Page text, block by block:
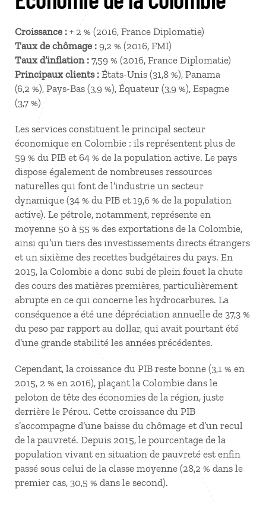
Croissance : + 2 % (2016, France Diplomatie)
Taux de chômage : 9,2 % (2016, FMI)
Taux d’inflation : 7,59 % (2016, France Diplomatie)
Principaux clients : États-Unis (31,8 %), Panama
(6,2 %), Pays-Bas (3,9 %), Équateur (3,9 %), Espagne
(3,7 %)
Les services constituent le principal secteur
économique en Colombie : ils représentent plus de
59 % du PIB et 64 % de la population active. Le pays
dispose également de nombreuses ressources
naturelles qui font de l’industrie un secteur
dynamique (34 % du PIB et 19,6 % de la population
active). Le pétrole, notamment, représente en
moyenne 50 à 55 % des exportations de la Colombie,
ainsi qu’un tiers des investissements directs étrangers
et un sixième des recettes budgétaires du pays. En
2015, la Colombie a donc subi de plein fouet la chute
des cours des matières premières, particulièrement
abrupte en ce qui concerne les hydrocarbures. La
conséquence a été une dépréciation annuelle de 37,3 %
du peso par rapport au dollar, qui avait pourtant été
d’une grande stabilité les années précédentes.
Cependant, la croissance du PIB reste bonne (3,1 % en
2015, 2 % en 2016), plaçant la Colombie dans le
peloton de tête des économies de la région, juste
derrière le Pérou. Cette croissance du PIB
s’accompagne d’une baisse du chômage et d’un recul
de la pauvreté. Depuis 2015, le pourcentage de la
population vivant en situation de pauvreté est enfin
passé sous celui de la classe moyenne (28,2 % dans le
premier cas, 30,5 % dans le second).